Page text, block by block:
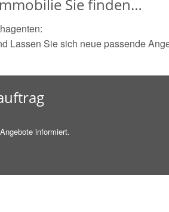
Sie finden…
Lassen Sie sich neue passende
Angebote informiert.